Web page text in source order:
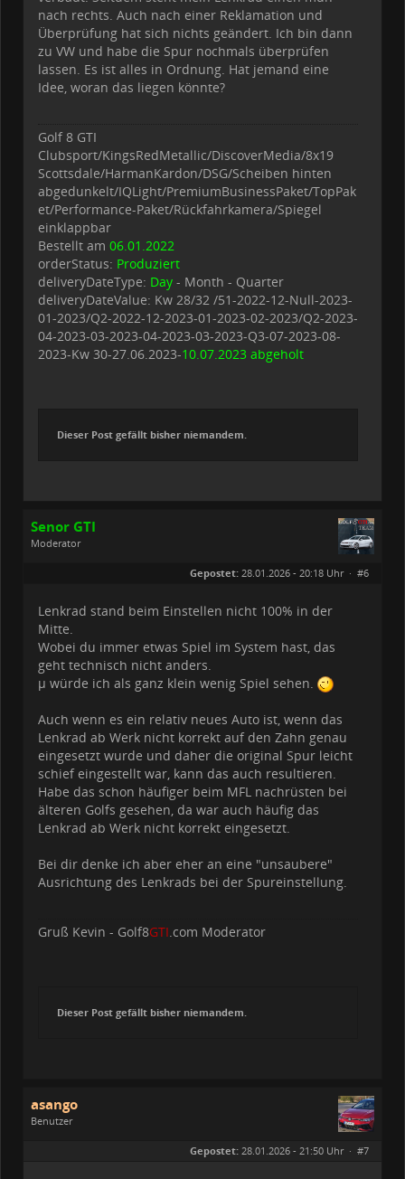
nach rechts. Auch nach einer Reklamation und
Überprüfung hat sich nichts geändert. Ich bin dann
zu VW und habe die Spur nochmals überprüfen
lassen. Es ist alles in Ordnung. Hat jemand eine
Idee, woran das liegen könnte?
Golf 8 GTI
Clubsport/KingsRedMetallic/DiscoverMedia/8x19
Scottsdale/HarmanKardon/DSG/Scheiben hinten
abgedunkelt/IQLight/PremiumBusinessPaket/TopPak
et/Performance-Paket/Rückfahrkamera/Spiegel
einklappbar
Bestellt am 06.01.2022
orderStatus: Produziert
deliveryDateType: Day - Month - Quarter
deliveryDateValue: Kw 28/32 /51-2022-12-Null-2023-
01-2023/Q2-2022-12-2023-01-2023-02-2023/Q2-2023-
04-2023-03-2023-04-2023-03-2023-Q3-07-2023-08-
2023-Kw 30-27.06.2023-10.07.2023 abgeholt
Dieser Post gefällt bisher niemandem.
Senor GTI
Moderator
Gepostet: 28.01.2026 - 20:18 Uhr · #6
Lenkrad stand beim Einstellen nicht 100% in der
Mitte.
Wobei du immer etwas Spiel im System hast, das
geht technisch nicht anders.
µ würde ich als ganz klein wenig Spiel sehen.
Auch wenn es ein relativ neues Auto ist, wenn das
Lenkrad ab Werk nicht korrekt auf den Zahn genau
eingesetzt wurde und daher die original Spur leicht
schief eingestellt war, kann das auch resultieren.
Habe das schon häufiger beim MFL nachrüsten bei
älteren Golfs gesehen, da war auch häufig das
Lenkrad ab Werk nicht korrekt eingesetzt.
Bei dir denke ich aber eher an eine "unsaubere"
Ausrichtung des Lenkrads bei der Spureinstellung.
Gruß Kevin - Golf8GTI.com Moderator
Dieser Post gefällt bisher niemandem.
asango
Benutzer
Gepostet: 28.01.2026 - 21:50 Uhr · #7